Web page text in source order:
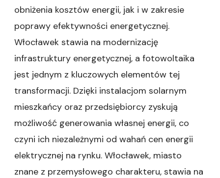
obniżenia kosztów energii, jak i w zakresie
poprawy efektywności energetycznej.
Włocławek stawia na modernizację
infrastruktury energetycznej, a fotowoltaika
jest jednym z kluczowych elementów tej
transformacji. Dzięki instalacjom solarnym
mieszkańcy oraz przedsiębiorcy zyskują
możliwość generowania własnej energii, co
czyni ich niezależnymi od wahań cen energii
elektrycznej na rynku. Włocławek, miasto
znane z przemysłowego charakteru, stawia na